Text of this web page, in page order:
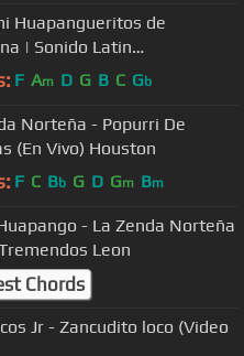
Huapangueritos de
| Sonido Latin
F Am D G B C Gb
Norteña - Popurri De
(En Vivo) Houston
F C Bb G D Gm Bm
- La Zenda Norteña
Leon
Chords
Jr - Zancudito loco (Video